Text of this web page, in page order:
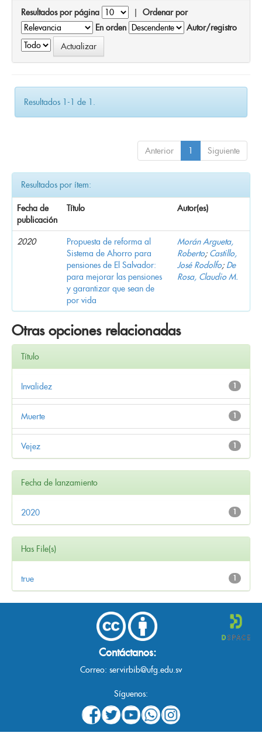
Resultados por página | Ordenar por
En orden
Autor/registro
Resultados 1-1 de 1.
Anterior 1 Siguiente
Resultados por ítem:
Fecha de
publicación
Título Autor(es)
2020
Propuesta de reforma al
Sistema de Ahorro para
pensiones de El Salvador:
para mejorar las pensiones
y garantizar que sean de
por vida
Morán Argueta,
Roberto; Castillo,
José Rodolfo; De
Rosa, Claudio M.
Otras opciones relacionadas
Título
1
Invalidez
1
Muerte
1
Vejez
Fecha de lanzamiento
1
2020
Has File(s)
1
true
Contáctanos:
Correo: servirbib@ufg.edu.sv
Síguenos: